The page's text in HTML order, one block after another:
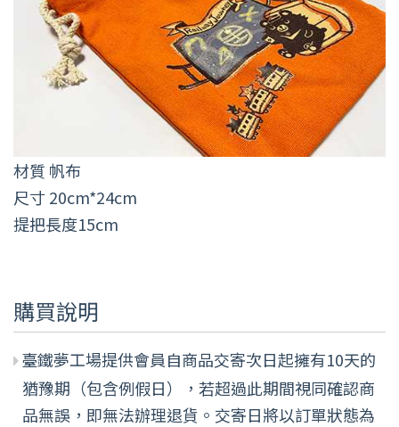
材質 帆布
尺寸 20cm*24cm
提把長度15cm
購買說明
臺鐵夢工場提供會員自商品交寄次日起擁有10天的
猶豫期（包含例假日），若超過此期間視同確認商
品無誤，即無法辦理退貨。交寄日將以訂單狀態為